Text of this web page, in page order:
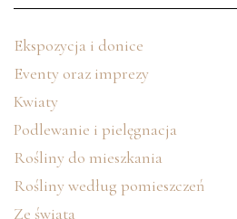
Ekspozycja i donice
Eventy oraz imprezy
Kwiaty
Podlewanie i pielęgnacja
Rośliny do mieszkania
Rośliny według pomieszczeń
Ze świata